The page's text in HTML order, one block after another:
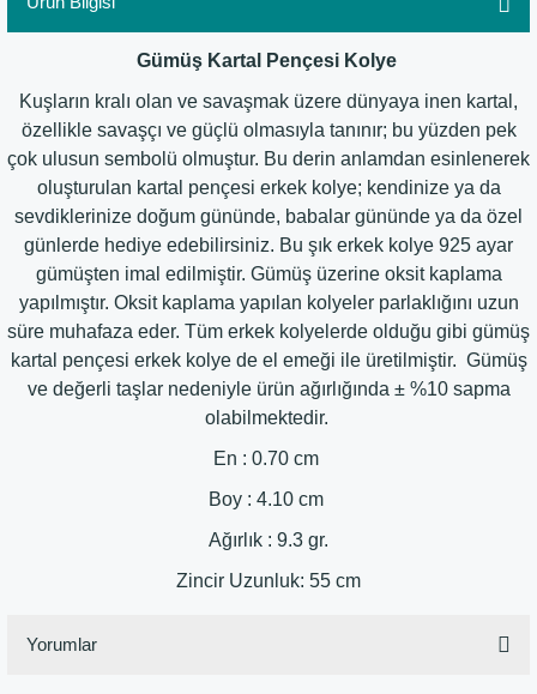
Gümüş Kartal Pençesi Kolye
Kuşların kralı olan ve savaşmak üzere dünyaya inen kartal,
özellikle savaşçı ve güçlü olmasıyla tanınır; bu yüzden pek
çok ulusun sembolü olmuştur. Bu derin anlamdan esinlenerek
oluşturulan kartal pençesi erkek kolye; kendinize ya da
sevdiklerinize doğum gününde, babalar gününde ya da özel
günlerde hediye edebilirsiniz. Bu şık erkek kolye 925 ayar
gümüşten imal edilmiştir. Gümüş üzerine oksit kaplama
yapılmıştır. Oksit kaplama yapılan kolyeler parlaklığını uzun
süre muhafaza eder. Tüm erkek kolyelerde olduğu gibi gümüş
kartal pençesi erkek kolye de el emeği ile üretilmiştir. Gümüş
ve değerli taşlar nedeniyle ürün ağırlığında ± %10 sapma
olabilmektedir.
En : 0.70 cm
Boy : 4.10 cm
Ağırlık : 9.3 gr.
Zincir Uzunluk: 55 cm
Yorumlar